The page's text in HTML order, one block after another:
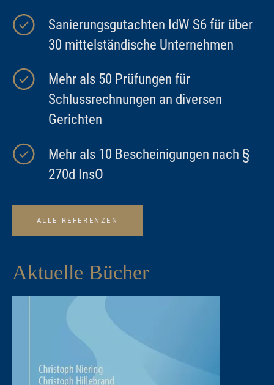
Sanierungsgutachten IdW S6 für über
30 mittelständische Unternehmen
Mehr als 50 Prüfungen für
Schlussrechnungen an diversen
Gerichten
Mehr als 10 Bescheinigungen nach §
270d InsO
ALLE REFERENZEN
Aktuelle Bücher